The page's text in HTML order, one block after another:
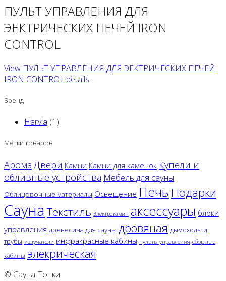
ПУЛЬТ УПРАВЛЕНИЯ ДЛЯ
ЭЕКТРИЧЕСКИХ ПЕЧЕЙ IRON
CONTROL
View ПУЛЬТ УПРАВЛЕНИЯ ДЛЯ ЭЕКТРИЧЕСКИХ ПЕЧЕЙ
IRON CONTROL details
Бренд
Harvia (1)
Метки товаров
Арома Двери Камни Камни для каменок Купели и
обливные устройства Мебель для сауны
Облицовочные материалы Освещение Печь Подарки
Сауна Текстиль Электрокамин аксессуары блоки
управления древесина для сауны дровяная дымоходы и
трубы излучатели инфракрасные кабины пульты управления сборные
кабины элекрическая
© Сауна-Топки